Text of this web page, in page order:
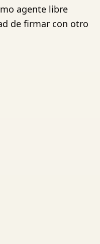
agente libre
de firmar con otro